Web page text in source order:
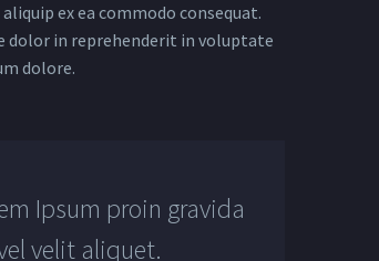
ex ea commodo consequat.
dolor in reprehenderit in voluptate
dolore.
Ipsum proin gravida
velit aliquet.